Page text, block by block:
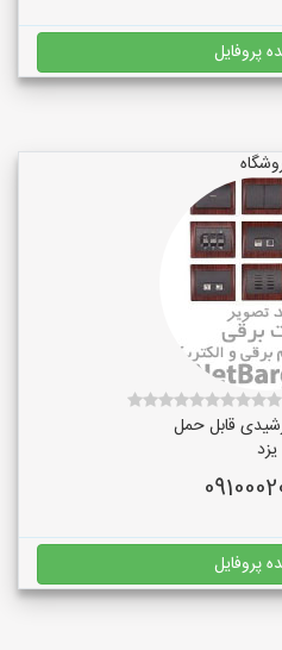
پروفایل
قابل حمل
یزد
پروفایل